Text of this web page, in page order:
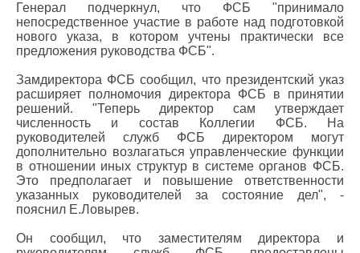
Генерал подчеркнул, что ФСБ "принимало
непосредственное участие в работе над подготовкой
нового указа, в котором учтены практически все
предложения руководства ФСБ".
Замдиректора ФСБ сообщил, что президентский указ
расширяет полномочия директора ФСБ в принятии
решений. "Теперь директор сам утверждает
численность и состав Коллегии ФСБ. На
руководителей служб ФСБ директором могут
дополнительно возлагаться управленческие функции
в отношении иных структур в системе органов ФСБ.
Это предполагает и повышение ответственности
указанных руководителей за состояние дел", -
пояснил Е.Ловырев.
Он сообщил, что заместителям директора и